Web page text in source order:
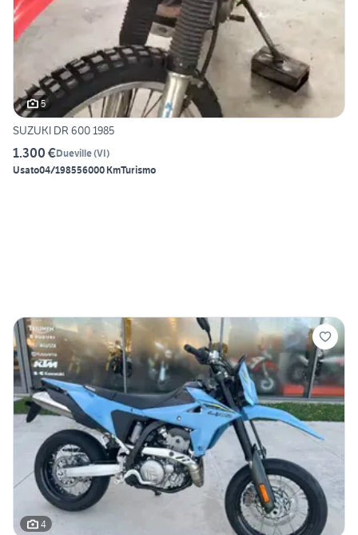
5
SUZUKI DR 600 1985
1.300 €Dueville(VI)
Usato04/198556000 KmTurismo
4